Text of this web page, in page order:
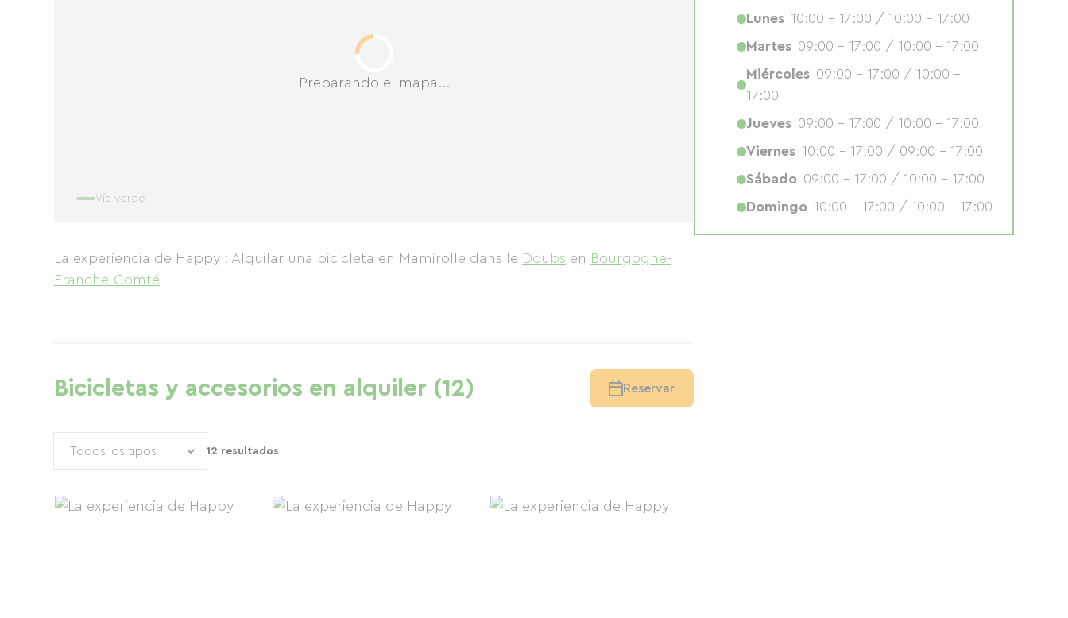
Preparando el mapa...
Vía verde
La experiencia de Happy : Alquilar una bicicleta en Mamirolle dans le Doubs en Bourgogne-
Franche-Comté
Bicicletas y accesorios en alquiler (12) Reservar
12 resultados
Lunes 10:00 - 17:00 / 10:00 - 17:00
Martes 09:00 - 17:00 / 10:00 - 17:00
Miércoles 09:00 - 17:00 / 10:00 -
17:00
Jueves 09:00 - 17:00 / 10:00 - 17:00
Viernes 10:00 - 17:00 / 09:00 - 17:00
Sábado 09:00 - 17:00 / 10:00 - 17:00
Domingo 10:00 - 17:00 / 10:00 - 17:00